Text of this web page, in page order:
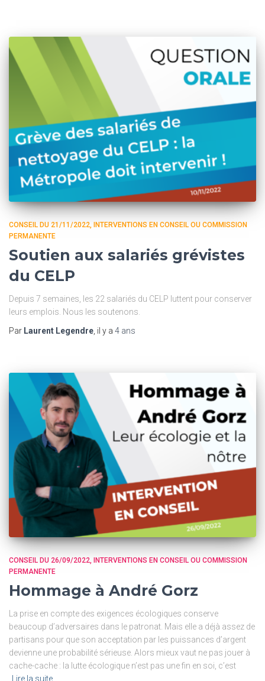
CONSEIL DU 21/11/2022 INTERVENTIONS EN CONSEIL OU COMMISSION
PERMANENTE
Soutien aux salariés grévistes
du CELP
Depuis 7 semaines, les 22 salariés du CELP luttent pour conserver
leurs emplois. Nous les soutenons.
Par Laurent Legendre , il y a 4 ans
CONSEIL DU 26/09/2022
INTERVENTIONS EN CONSEIL OU COMMISSION
PERMANENTE
Hommage à André Gorz
La prise en compte des exigences écologiques conserve
beaucoup d’adversaires dans le patronat. Mais elle a déjà assez de
partisans pour que son acceptation par les puissances d’argent
devienne une probabilité sérieuse. Alors mieux vaut ne pas jouer à
cache-cache : la lutte écologique n’est pas une fin en soi, c’est
Lire la suite